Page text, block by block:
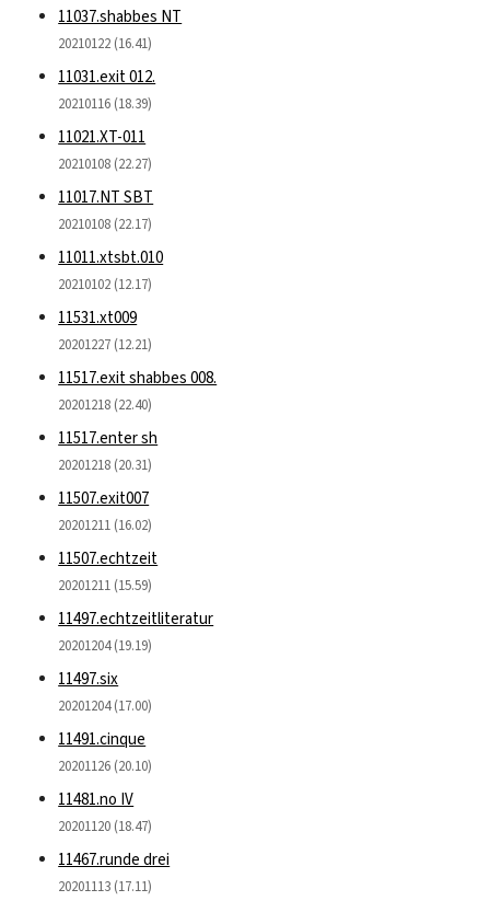
11037.shabbes NT
20210122 (16.41)
11031.exit 012.
20210116 (18.39)
11021.XT-011
20210108 (22.27)
11017.NT SBT
20210108 (22.17)
11011.xtsbt.010
20210102 (12.17)
11531.xt009
20201227 (12.21)
11517.exit shabbes 008.
20201218 (22.40)
11517.enter sh
20201218 (20.31)
11507.exit007
20201211 (16.02)
11507.echtzeit
20201211 (15.59)
11497.echtzeitliteratur
20201204 (19.19)
11497.six
20201204 (17.00)
11491.cinque
20201126 (20.10)
11481.no IV
20201120 (18.47)
11467.runde drei
20201113 (17.11)